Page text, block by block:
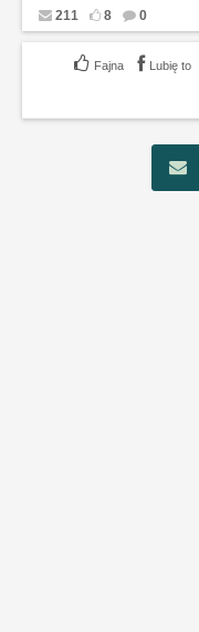
211 8 0
Lubię to